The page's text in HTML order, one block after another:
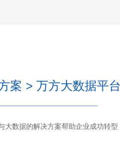
案 > 万方大数据平台
大数据的解决方案帮助企业成功转型